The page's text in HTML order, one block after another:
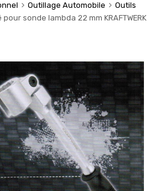
Outillage Automobile
Outils
pour sonde lambda 22 mm KRAFTWERK